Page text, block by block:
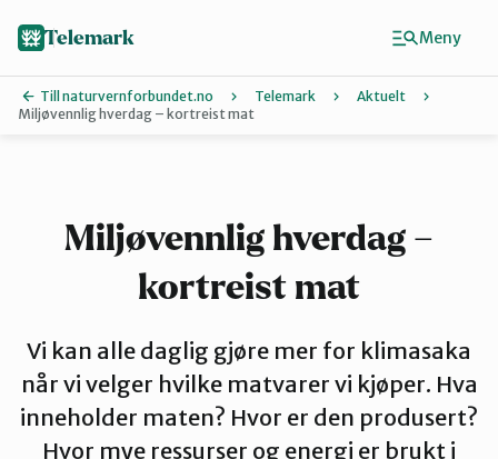
Kragerø og Drangedal
Midt-Telemark
Øst-Telemark
Telemark
Till naturvernforbundet.no Telemark
Aktuelt
Miljøvennlig hverdag – kortreist mat
Miljøvennlig hverdag –
kortreist mat
Vi kan alle daglig gjøre mer for klimasaka
når vi velger hvilke matvarer vi kjøper. Hva
inneholder maten? Hvor er den produsert?
Hvor mye ressurser og energi er brukt i